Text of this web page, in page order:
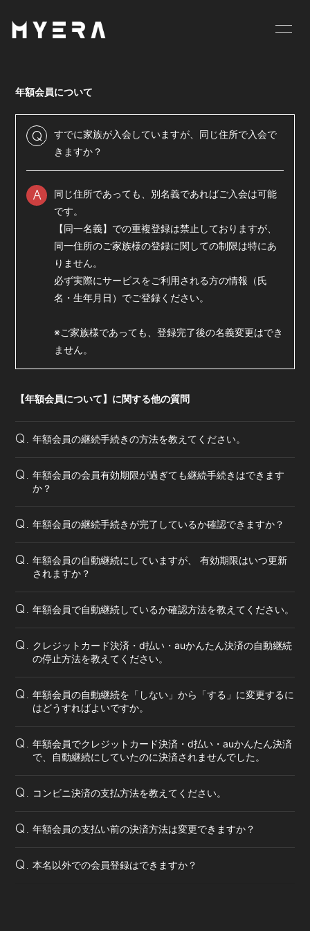
SCHEDULE
VIDEO DISCOGRAPHY
MOVIE RADIO
PHOTO
お仕事のご依頼等は
こちら
会員登録 ログイン
年額会員について
Q
すでに家族が入会していますが、同じ住所で入会で
きますか？
A
同じ住所であっても、別名義であればご入会は可能
です。
【同一名義】での重複登録は禁止しておりますが、
同一住所のご家族様の登録に関しての制限は特にあ
りません。
必ず実際にサービスをご利用される方の情報（氏
名・生年月日）でご登録ください。
※ご家族様であっても、登録完了後の名義変更はでき
ません。
【年額会員について】に関する他の質問
Q. 年額会員の継続手続きの方法を教えてください。
Q. 年額会員の会員有効期限が過ぎても継続手続きはできます
か？
Q. 年額会員の継続手続きが完了しているか確認できますか？
Q. 年額会員の自動継続にしていますが、 有効期限はいつ更新
されますか？
Q. 年額会員で自動継続しているか確認方法を教えてください。
Q. クレジットカード決済・d払い・auかんたん決済の自動継続
の停止方法を教えてください。
Q. 年額会員の自動継続を「しない」から「する」に変更するに
はどうすればよいですか。
Q. 年額会員でクレジットカード決済・d払い・auかんたん決済
で、自動継続にしていたのに決済されませんでした。
Q. コンビニ決済の支払方法を教えてください。
Q. 年額会員の支払い前の決済方法は変更できますか？
Q. 本名以外での会員登録はできますか？